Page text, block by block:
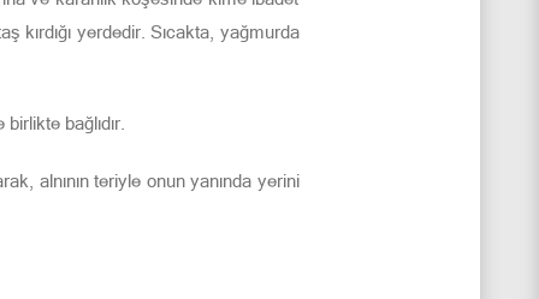
kırdığı yerdedir. Sıcakta, yağmurda
bağlıdır.
alnının teriyle onun yanında yerini